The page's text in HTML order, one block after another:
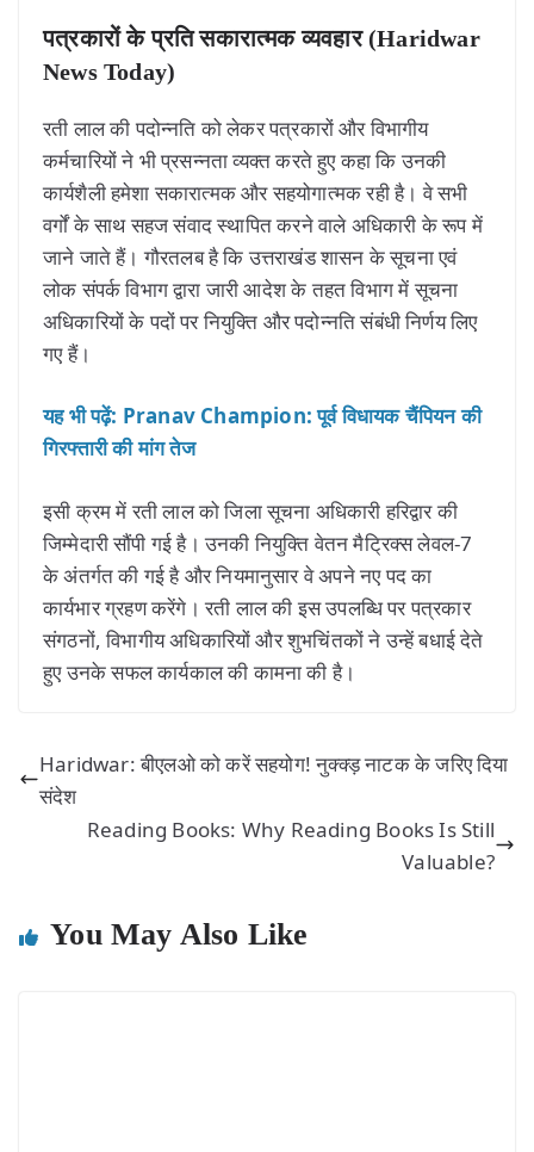
पत्रकारों के प्रति सकारात्मक व्यवहार (Haridwar
News Today)
रती लाल की पदोन्नति को लेकर पत्रकारों और विभागीय
कर्मचारियों ने भी प्रसन्नता व्यक्त करते हुए कहा कि उनकी
कार्यशैली हमेशा सकारात्मक और सहयोगात्मक रही है। वे सभी
वर्गों के साथ सहज संवाद स्थापित करने वाले अधिकारी के रूप में
जाने जाते हैं। गौरतलब है कि उत्तराखंड शासन के सूचना एवं
लोक संपर्क विभाग द्वारा जारी आदेश के तहत विभाग में सूचना
अधिकारियों के पदों पर नियुक्ति और पदोन्नति संबंधी निर्णय लिए
गए हैं।
यह भी पढ़ें: Pranav Champion: पूर्व विधायक चैंपियन की
गिरफ्तारी की मांग तेज
इसी क्रम में रती लाल को जिला सूचना अधिकारी हरिद्वार की
जिम्मेदारी सौंपी गई है। उनकी नियुक्ति वेतन मैट्रिक्स लेवल-7
के अंतर्गत की गई है और नियमानुसार वे अपने नए पद का
कार्यभार ग्रहण करेंगे। रती लाल की इस उपलब्धि पर पत्रकार
संगठनों, विभागीय अधिकारियों और शुभचिंतकों ने उन्हें बधाई देते
हुए उनके सफल कार्यकाल की कामना की है।
Haridwar: बीएलओ को करें सहयोग! नुक्क्ड़ नाटक के जरिए दिया
संदेश
Reading Books: Why Reading Books Is Still
Valuable?
You May Also Like